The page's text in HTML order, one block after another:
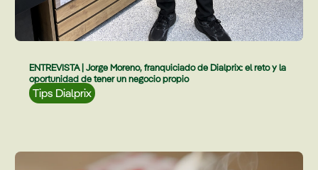
ENTREVISTA | Jorge Moreno, franquiciado de Dialprix: el reto y la
oportunidad de tener un negocio propio
Tips Dialprix